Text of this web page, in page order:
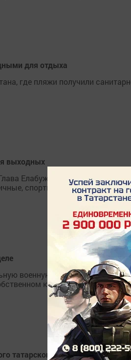
для отдыха
где пляжи получили
выходных
Елабужского района Рустем
спортивные и культурные
военную операцию, получил
кафе.
татарского лагеря для